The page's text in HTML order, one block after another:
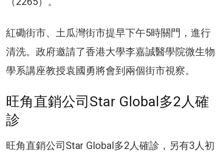
紅磡街市、土瓜灣街市提早下午5時關門，進行
清洗。政府邀請了香港大學李嘉誠醫學院微生物
學系講座教授袁國勇將會到兩個街市視察。
旺角直銷公司Star Global多2人確
診
旺角直銷公司Star Global多2人確診，另有3人初